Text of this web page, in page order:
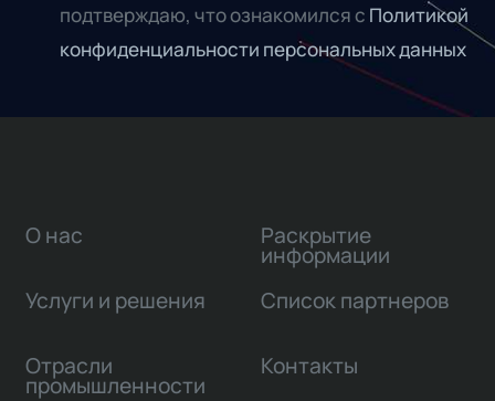
подтверждаю, что ознакомился с Политикой
конфиденциальности персональных данных
О нас
Услуги и решения
Отрасли
промышленности
Раскрытие
информации
Список партнеров
Контакты